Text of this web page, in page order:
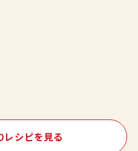
レシピを見る